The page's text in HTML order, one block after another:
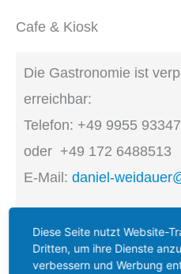
Cafe & Kiosk
Die Gastronomie ist
erreichbar:
Telefon: +49 9955
oder +49 172 6488513
E-Mail: daniel-
www.facebook.com/
Diese Seite nutzt Website-
Dritten, um ihre Dienste
verbessern und Werbung